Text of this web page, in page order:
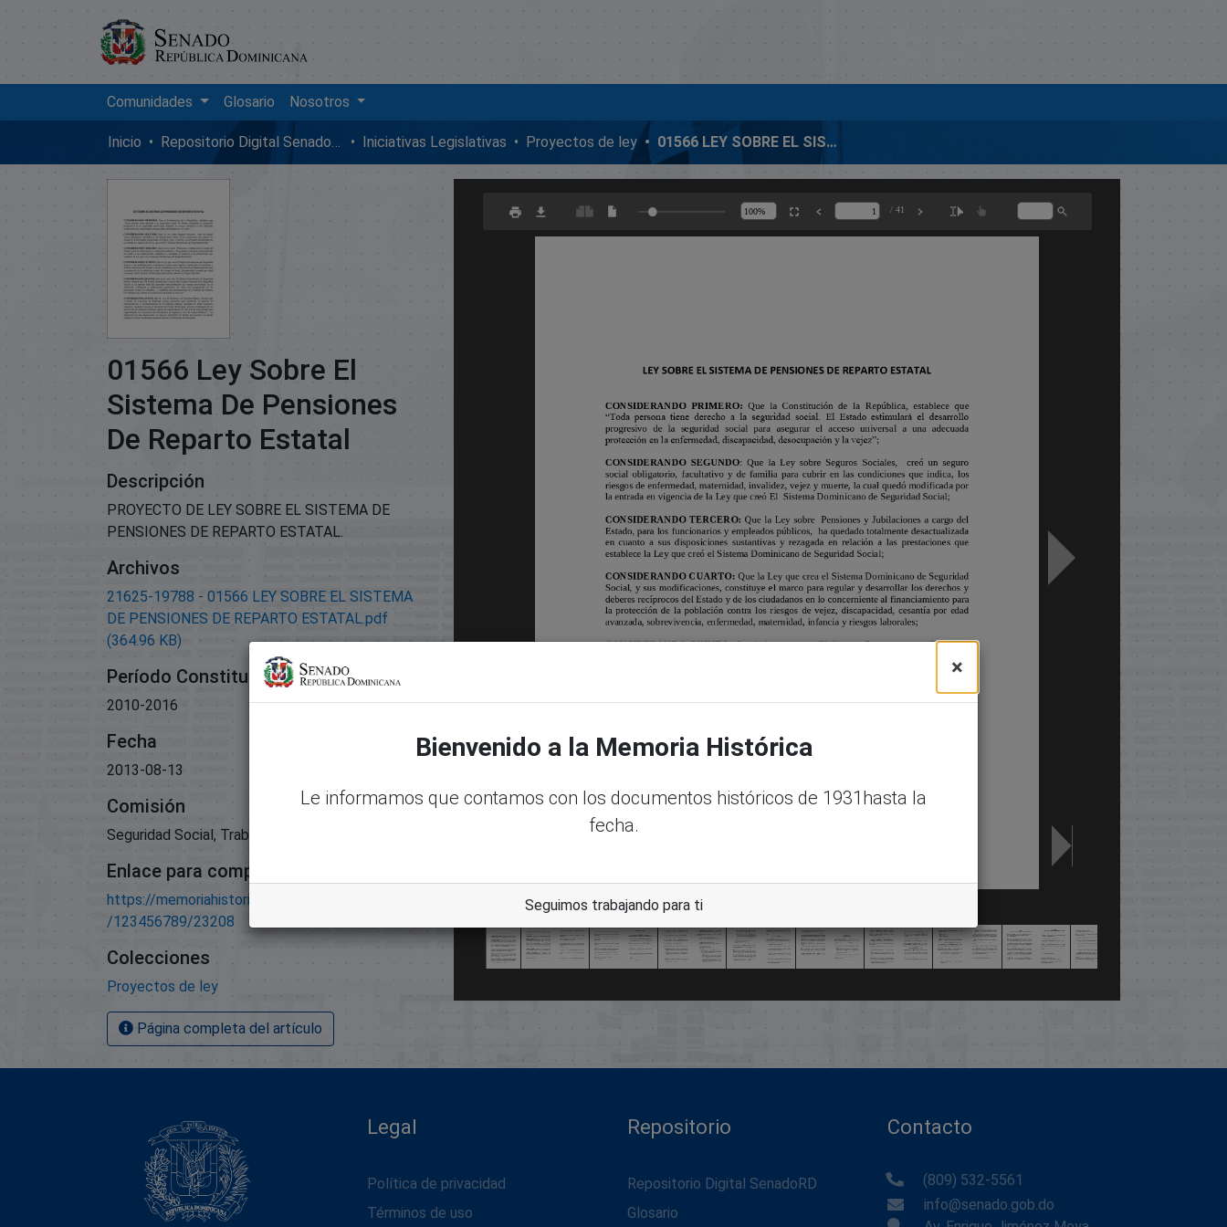
Comunidades Glosario Nosotros
Inicio Repositorio Digital SenadoRD Iniciativas Legislativas Proyectos de ley 01566 LEY SOBRE EL SISTEMA DE PENSIONES DE REPARTO ESTATAL
01566 Ley Sobre El
Sistema De Pensiones
De Reparto Estatal
Descripción
PROYECTO DE LEY SOBRE EL SISTEMA DE
PENSIONES DE REPARTO ESTATAL.
Archivos
21625-19788 - 01566 LEY SOBRE EL SISTEMA
DE PENSIONES DE REPARTO ESTATAL.pdf
(364.96 KB)
Período Constitucional
2010-2016
Fecha
2013-08-13
Comisión
Seguridad Social, Trabajo Y Pensiones;
Enlace para compartir este artículo
https://memoriahistorica.senadord.gob.do/handle
/123456789/23208
Colecciones
Proyectos de ley
Página completa del artículo
Legal
Política de privacidad
Términos de uso
Repositorio
Repositorio Digital SenadoRD
Glosario
Contacto
(809) 532-5561
info@senado.gob.do
×
Bienvenido a la Memoria Histórica
Le informamos que contamos con los documentos históricos de 1931hasta la
fecha.
Seguimos trabajando para ti